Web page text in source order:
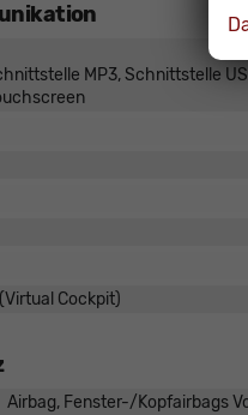
MP3, Schnittstelle
Cockpit)
Airbag, Fenster-/Kopfairbags